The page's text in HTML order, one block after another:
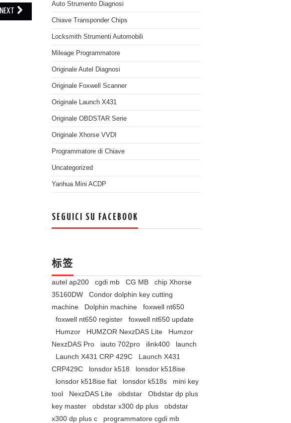
NEXT
Auto Strumento Diagnosi
Chiave Transponder Chips
Locksmith Strumenti Automobili
Mileage Programmatore
Originale Autel Diagnosi
Originale Foxwell Scanner
Originale Launch X431
Originale OBDSTAR Serie
Originale Xhorse VVDI
Programmatore di Chiave
Uncategorized
Yanhua Mini ACDP
SEGUICI SU FACEBOOK
标签
autel ap200 cgdi mb CG MB
chip Xhorse
35160DW
Condor dolphin key cutting
machine
Dolphin machine
foxwell nt650
foxwell nt650 register
foxwell nt650 update
Humzor
HUMZOR NexzDAS Lite
Humzor
NexzDAS Pro
iauto 702pro ilink400
launch
Launch X431 CRP 429C
Launch X431
CRP429C
lonsdor k518
lonsdor k518ise
lonsdor k518ise fiat
lonsdor k518s
mini key
tool
NexzDAS Lite obdstar
Obdstar dp plus
key master
obdstar x300 dp plus
obdstar
x300 dp plus c
programmatore cgdi mb